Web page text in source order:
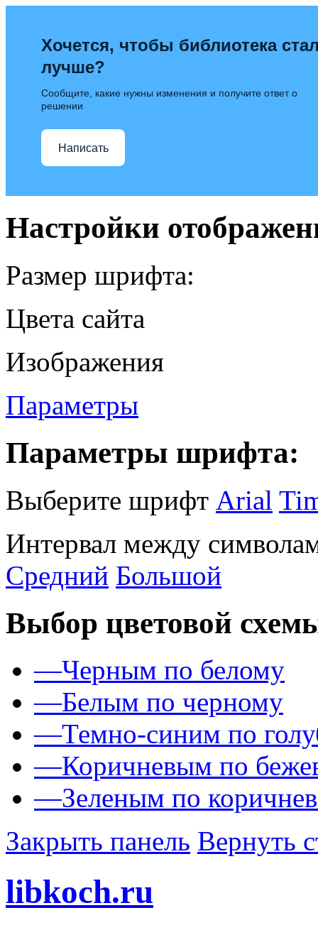
Хочется, чтобы библиотека
лучше?
Сообщите, какие нужны изменения и получите ответ о
решении
Написать
Настройки
Размер шрифта:
Цвета сайта
Изображения
Параметры
Параметры шрифта:
Выберите шрифт Arial
Интервал между
Средний Большой
Выбор цветовой
—Черным по белому
—Белым по черному
—Темно-синим по
—Коричневым по
—Зеленым по
Закрыть панель Вернуть
libkoch.ru